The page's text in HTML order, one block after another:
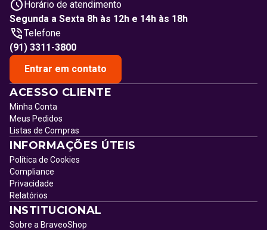
Horário de atendimento
Segunda a Sexta 8h às 12h e 14h às 18h
Telefone
(91) 3311-3800
Entrar em contato
ACESSO CLIENTE
Minha Conta
Meus Pedidos
Listas de Compras
INFORMAÇÕES ÚTEIS
Política de Cookies
Compliance
Privacidade
Relatórios
INSTITUCIONAL
Sobre a BraveoShop